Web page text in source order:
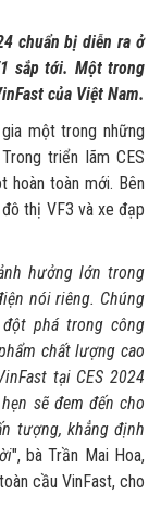
chuẩn bị diễn ra ở
sắp tới. Một trong
của Việt Nam.
một trong những
triển lãm CES
hoàn toàn mới. Bên
thị VF3 và xe đạp
hưởng lớn trong
nói riêng. Chúng
phá trong công
chất lượng cao
tại CES 2024
sẽ đem đến cho
tượng, khẳng định
", bà Trần Mai Hoa,
cầu VinFast, cho